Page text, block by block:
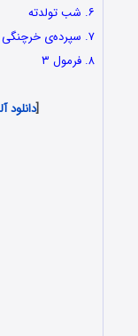
۶. شب تولدته
۷. سپرده‌ی خرچنگی
۸. فرمول ۳
[دانلود